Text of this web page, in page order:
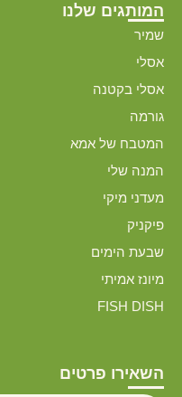
השאירו פרטים
המותגים שלנו
שמיר
אסלי
אסלי בקטנה
גורמה
המטבח של אמא
המנה שלי
מעדני מיקי
פיקניק
שבעת הימים
מיונז אמיתי
FISH DISH